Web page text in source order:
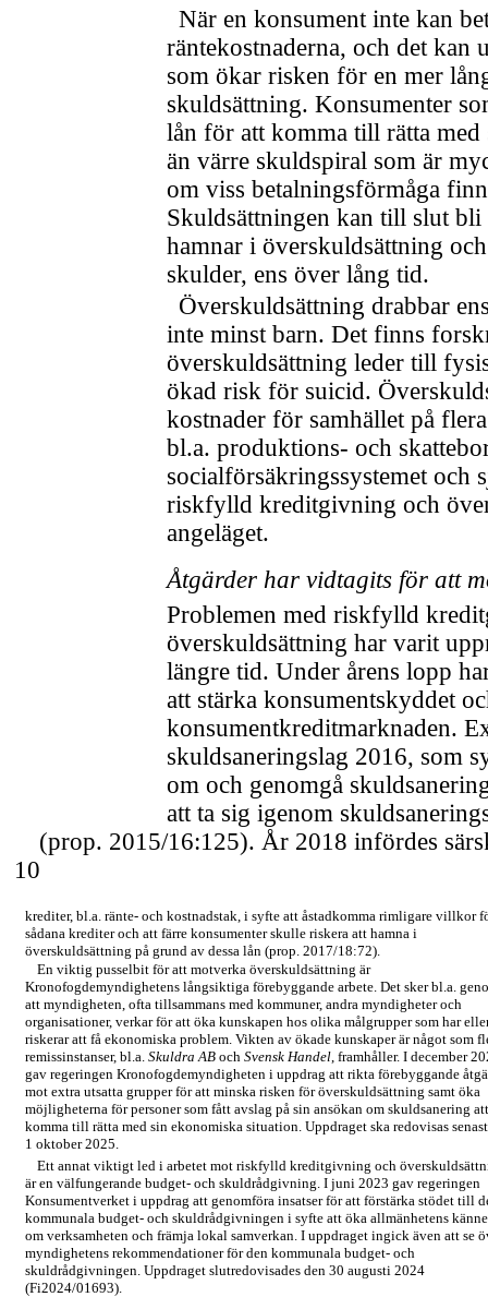
När en konsument inte kan
räntekostnaderna, och det kan
som ökar risken för en mer
skuldsättning. Konsumenter
lån för att komma till rätta
än värre skuldspiral som är
om viss betalningsförmåga
Skuldsättningen kan till slut
hamnar i överskuldsättning
skulder, ens över lång tid.
Överskuldsättning drabbar
inte minst barn. Det finns
överskuldsättning leder till
ökad risk för suicid.
kostnader för samhället på
bl.a. produktions- och
socialförsäkringssystemet och
riskfylld kreditgivning och
angeläget.
Åtgärder har vidtagits för att
Problemen med riskfylld
överskuldsättning har varit
längre tid. Under årens lopp
att stärka konsumentskyddet
konsumentkreditmarknaden.
skuldsaneringslag 2016, som
om och genomgå
att ta sig igenom
(prop. 2015/16:125). År 2018 infördes
10
krediter, bl.a. ränte- och kostnadstak, i syfte att åstadkomma rimligare villkor
sådana krediter och att färre konsumenter skulle riskera att hamna i
överskuldsättning på grund av dessa lån (prop. 2017/18:72).
En viktig pusselbit för att motverka överskuldsättning är
Kronofogdemyndighetens långsiktiga förebyggande arbete. Det sker bl.a.
att myndigheten, ofta tillsammans med kommuner, andra myndigheter och
organisationer, verkar för att öka kunskapen hos olika målgrupper som har
riskerar att få ekonomiska problem. Vikten av ökade kunskaper är något som
remissinstanser, bl.a. Skuldra AB och Svensk Handel, framhåller. I december
gav regeringen Kronofogdemyndigheten i uppdrag att rikta förebyggande
mot extra utsatta grupper för att minska risken för överskuldsättning samt öka
möjligheterna för personer som fått avslag på sin ansökan om skuldsanering att
komma till rätta med sin ekonomiska situation. Uppdraget ska redovisas
1 oktober 2025.
Ett annat viktigt led i arbetet mot riskfylld kreditgivning och
är en välfungerande budget- och skuldrådgivning. I juni 2023 gav regeringen
Konsumentverket i uppdrag att genomföra insatser för att förstärka stödet till
kommunala budget- och skuldrådgivningen i syfte att öka allmänhetens
om verksamheten och främja lokal samverkan. I uppdraget ingick även att se
myndighetens rekommendationer för den kommunala budget- och
skuldrådgivningen. Uppdraget slutredovisades den 30 augusti 2024
(Fi2024/01693).